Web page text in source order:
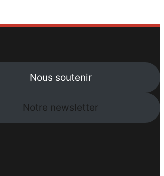
Nous soutenir
Notre newsletter